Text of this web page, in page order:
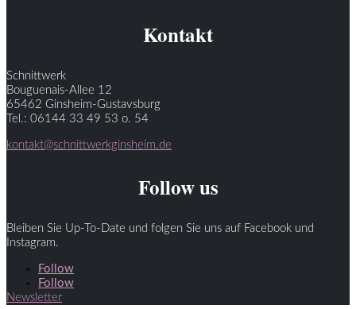
Kontakt
Schnittwerk
Bouguenais-Allee 12
65462 Ginsheim-Gustavsburg
Tel.: 06144 33 49 53 o. 54
kontakt@schnittwerkginsheim.de
Follow us
Bleiben Sie Up-To-Date und folgen Sie uns auf Facebook und
Instagram.
Follow
Follow
Newsletter